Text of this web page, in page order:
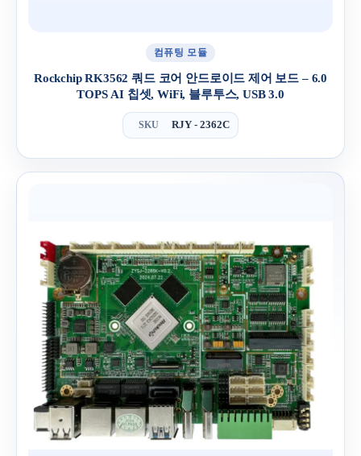
컴퓨팅 모듈
Rockchip RK3562 쿼드 코어 안드로이드 제어 보드 – 6.0
TOPS AI 칩셋, WiFi, 블루투스, USB 3.0
SKU RJY - 2362C